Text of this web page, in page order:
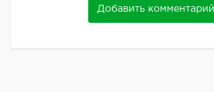
Добавить комментарий